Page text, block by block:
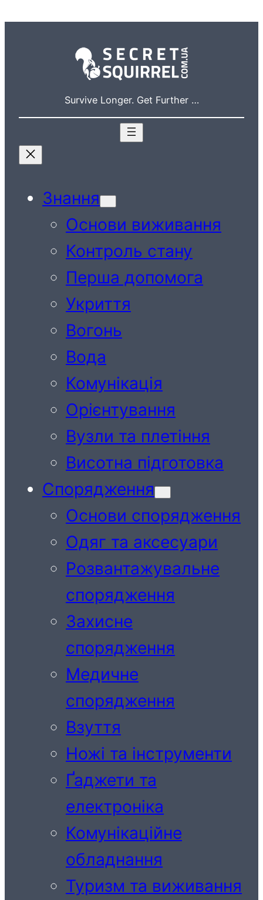
Survive Longer. Get Further …
Знання
Основи виживання
Контроль стану
Перша допомога
Укриття
Вогонь
Вода
Комунікація
Орієнтування
Вузли та плетіння
Висотна підготовка
Спорядження
Основи спорядження
Одяг та аксесуари
Розвантажувальне
спорядження
Захисне
спорядження
Медичне
спорядження
Взуття
Ножі та інструменти
Ґаджети та
електроніка
Комунікаційне
обладнання
Туризм та виживання